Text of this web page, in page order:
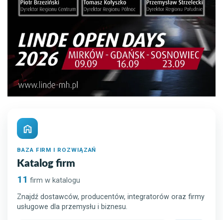
BAZA FIRM I ROZWIĄZAŃ
Katalog firm
11 firm w katalogu
Znajdź dostawców, producentów, integratorów oraz firmy
usługowe dla przemysłu i biznesu.